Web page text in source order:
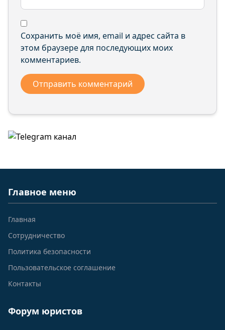
Сохранить моё имя, email и адрес сайта в
этом браузере для последующих моих
комментариев.
Главное меню
Главная
Сотрудничество
Политика безопасности
Пользовательское соглашение
Контакты
Форум юристов